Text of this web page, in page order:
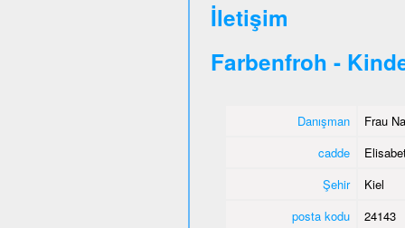
İletişim
Farbenfroh -
Danışman
Frau
cadde
Şehir
Kiel
posta kodu
24143